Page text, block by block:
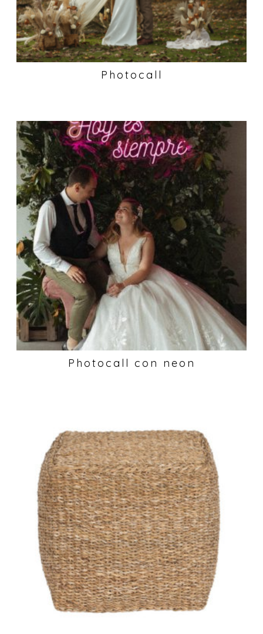
Photocall
Photocall con neon